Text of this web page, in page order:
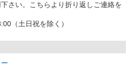
さい。こちらより折り返しご連絡を
（土日祝を除く）